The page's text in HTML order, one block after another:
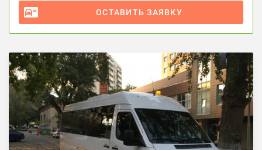
ОСТАВИТЬ ЗАЯВКУ